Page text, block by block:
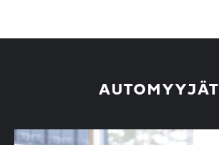
AUTOMYYJÄT